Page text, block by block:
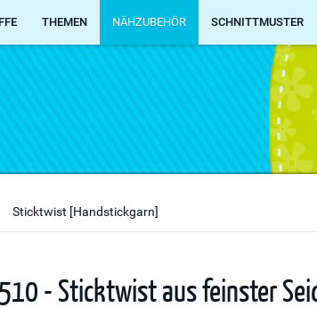
THEMEN NÄHZUBEHÖR SCHNITTMUSTER
Sticktwist [Handstickgarn]
- Sticktwist aus feinster